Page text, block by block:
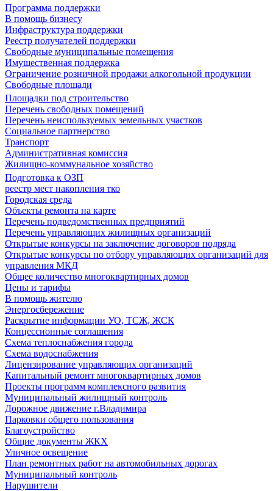
Программа поддержки
В помощь бизнесу
Инфраструктура поддержки
Реестр получателей поддержки
Свободные муниципальные помещения
Имущественная поддержка
Ограничение розничной продажи алкогольной продукции
Свободные площади
Площадки под строительство
Перечень свободных помещений
Перечень неиспользуемых земельных участков
Социальное партнерство
Транспорт
Административная комиссия
Жилищно-коммунальное хозяйство
Подготовка к ОЗП
реестр мест накопления тко
Городская среда
Объекты ремонта на карте
Перечень подведомственных предприятий
Перечень управляющих жилищных организаций
Открытые конкурсы на заключение договоров подряда
Открытые конкурсы по отбору управляющих организаций для
управления МКД
Общее количество многоквартирных домов
Цены и тарифы
В помощь жителю
Энергосбережение
Раскрытие информации УО, ТСЖ, ЖСК
Концессионные соглашения
Схема теплоснабжения города
Схема водоснабжения
Лицензирование управляющих организаций
Капитальный ремонт многоквартирных домов
Проекты программ комплексного развития
Муниципальный жилищный контроль
Дорожное движение г.Владимира
Парковки общего пользования
Благоустройство
Общие документы ЖКХ
Уличное освещение
План ремонтных работ на автомобильных дорогах
Муниципальный контроль
Нарушители